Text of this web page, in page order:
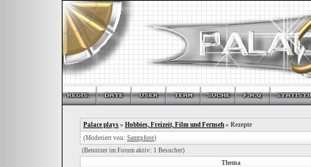
Palace plays » Hobbies, Freizeit, Film und Fernseh » Rezepte
(Moderiert von: Samtpfote)
(Benutzer im Forum aktiv: 1 Besucher)
Thema